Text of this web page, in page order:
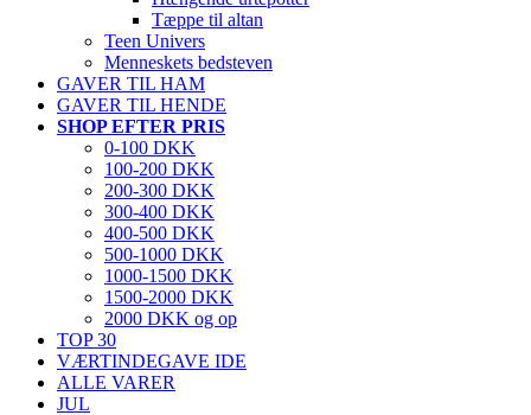
Tæppe til altan
Teen Univers
Menneskets bedsteven
GAVER TIL HAM
GAVER TIL HENDE
SHOP EFTER PRIS
0-100 DKK
100-200 DKK
200-300 DKK
300-400 DKK
400-500 DKK
500-1000 DKK
1000-1500 DKK
1500-2000 DKK
2000 DKK og op
TOP 30
VÆRTINDEGAVE IDE
ALLE VARER
JUL